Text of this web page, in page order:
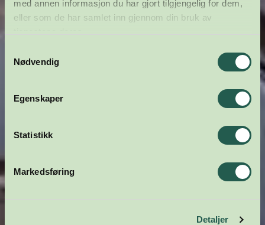
med annen informasjon du har gjort tilgjengelig for dem,
eller som de har samlet inn gjennom din bruk av
Nødvendig
Egenskaper
Statistikk
Markedsføring
Detaljer